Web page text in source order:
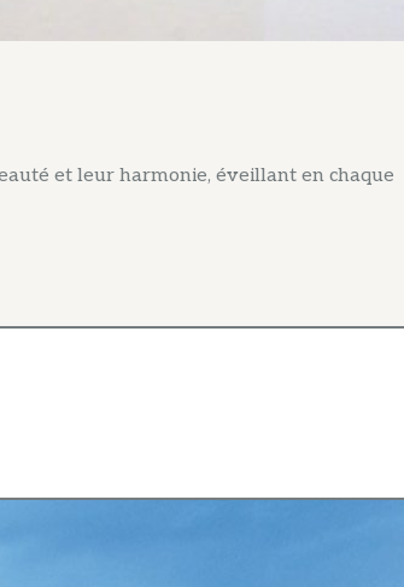
et leur harmonie, éveillant en chaque